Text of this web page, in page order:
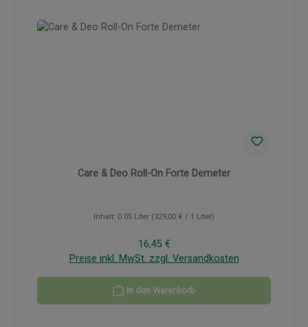
Care & Deo Roll-On Forte Demeter
Inhalt: 0.05 Liter (329,00 € / 1 Liter)
Regulärer Preis:
16,45 €
Preise inkl. MwSt. zzgl. Versandkosten
In den Warenkorb